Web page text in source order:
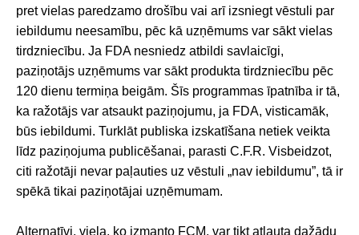
pret vielas paredzamo drošību vai arī izsniegt vēstuli par
iebildumu neesamību, pēc kā uzņēmums var sākt vielas
tirdzniecību. Ja FDA nesniedz atbildi savlaicīgi,
paziņotājs uzņēmums var sākt produkta tirdzniecību pēc
120 dienu termiņa beigām. Šīs programmas īpatnība ir tā,
ka ražotājs var atsaukt paziņojumu, ja FDA, visticamāk,
būs iebildumi. Turklāt publiska izskatīšana netiek veikta
līdz paziņojuma publicēšanai, parasti C.F.R. Visbeidzot,
citi ražotāji nevar paļauties uz vēstuli „nav iebildumu”, tā ir
spēkā tikai paziņotājai uzņēmumam.
Alternatīvi, viela, ko izmanto FCM, var tikt atļauta dažādu